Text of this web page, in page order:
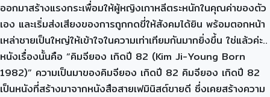
ออกมาสร้างแรงกระเพื่อมให้ผู้หญิงเกาหลีตระหนักในคุณค่าของตัว
เอง และเริ่มส่งเสียงของการถูกกดขี่ให้สังคมได้ยิน พร้อมตอกหน้า
เหล่าชายเป็นใหญ่ให้เข้าใจในความเท่าเทียมกันมากยิ่งขึ้น ใช่แล้วค่ะ..
หนังเรื่องนั้นคือ “คิมจียอง เกิดปี 82 (Kim Ji-Young Born
1982)” ความเป็นมาของคิมจียอง เกิดปี 82 คิมจียอง เกิดปี 82
เป็นหนังที่สร้างมาจากหนังสือสายเฟมินิสต์ขายดี ซึ่งเคยสร้างความ